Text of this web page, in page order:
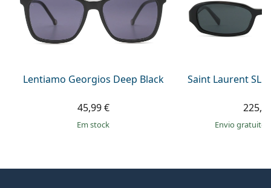
Lentiamo Georgios Deep Black
45,99 €
em stock
Saint Laurent SL
Envio gratuito